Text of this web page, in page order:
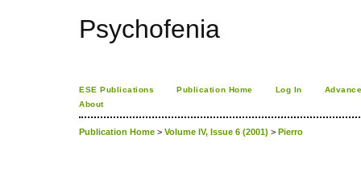
Psychofenia
ESE Publications Publication Home Log In
About
Publication Home > Volume IV, Issue 6 (2001) > Pierro